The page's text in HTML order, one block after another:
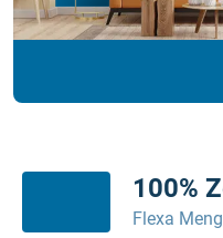
100%
Flexa